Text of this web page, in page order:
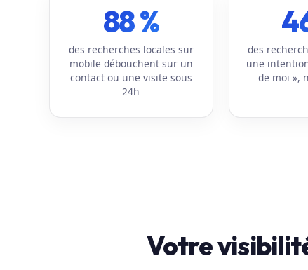
88 %
des recherches locales sur
mobile débouchent sur un
contact ou une visite sous
24h
des
une
de moi »,
Votre